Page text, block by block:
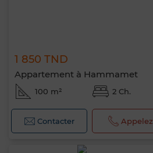
1 850 TND
Appartement à Hammamet
100 m² 2 Ch.
Contacter Appelez